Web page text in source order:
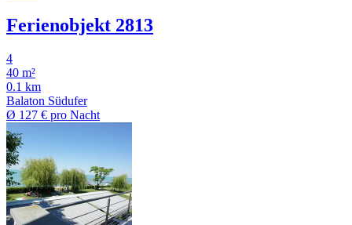
Ferienobjekt 2813
4
40 m²
0.1 km
Balaton Südufer
Ø 127 € pro Nacht